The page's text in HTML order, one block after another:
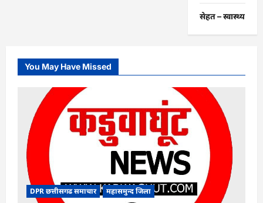
सेहत – स्‍वास्‍थ्‍य
You May Have Missed
DPR छत्तीसगढ समाचार महासमुन्द जिला